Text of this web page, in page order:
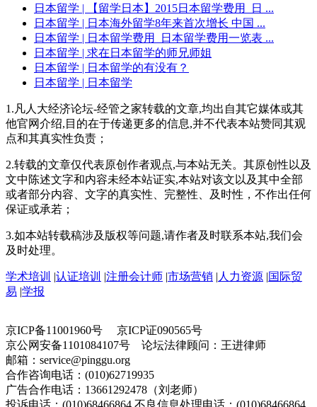
日本留学 | 【留学日本】2015日本留学费用_日 ...
日本留学 | 日本海外留学8年来首次增长 中国 ...
日本留学 | 日本留学费用_日本留学费用一览表 ...
日本留学 | 求在日本留学的师兄师姐
日本留学 | 日本留学的有没有？
日本留学 | 日本留学
1.凡人大经济论坛-经管之家转载的文章,均出自其它媒体或其
他官网介绍,目的在于传递更多的信息,并不代表本站赞同其观
点和其真实性负责；
2.转载的文章仅代表原创作者观点,与本站无关。其原创性以及
文中陈述文字和内容未经本站证实,本站对该文以及其中全部
或者部分内容、文字的真实性、完整性、及时性，不作出任何
保证或承若；
3.如本站转载稿涉及版权等问题,请作者及时联系本站,我们会
及时处理。
学术培训 |认证培训 |注册会计师 |市场营销 | 人力资源 |国际贸
易 |学报
京ICP备11001960号 京ICP证090565号
京公网安备1101084107号 论坛法律顾问：王进律师
邮箱：service@pinggu.org
合作咨询电话：(010)62719935
广告合作电话：13661292478（刘老师）
投诉电话：(010)68466864 不良信息处理电话：(010)68466864